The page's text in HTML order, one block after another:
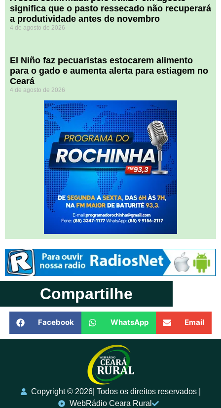
significa que o pasto ressecado não recuperará
a produtividade antes de novembro
4 de agosto de 2026
El Niño faz pecuaristas estocarem alimento
para o gado e aumenta alerta para estiagem no
Ceará
4 de agosto de 2026
Compartilhe
Facebook WhatsApp Email
Copyright ©️ 2026| Todos os direitos reservados |
WebRádio Ceara Rural